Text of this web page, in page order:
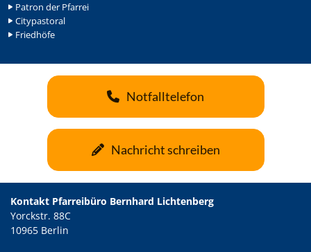
Patron der Pfarrei
Citypastoral
Friedhöfe
Notfalltelefon
Nachricht schreiben
Kontakt Pfarreibüro Bernhard Lichtenberg
Yorckstr. 88C
10965 Berlin